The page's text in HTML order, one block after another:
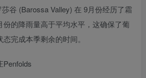
谷 (Barossa Valley) 在 9月份经历了霜
份的降雨量高于平均水平，这确保了葡
完成本季剩余的时间。
Penfolds